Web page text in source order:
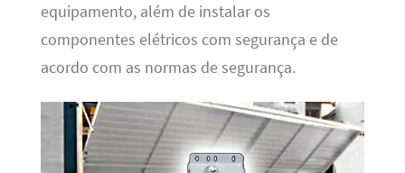
equipamento, além de instalar os
componentes elétricos com segurança e de
acordo com as normas de segurança.